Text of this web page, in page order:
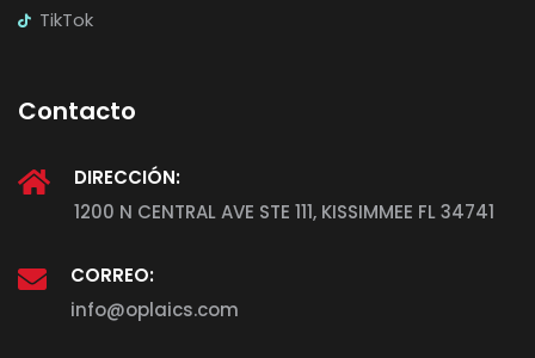
TikTok
Contacto
DIRECCIÓN:
1200 N CENTRAL AVE STE 111, KISSIMMEE FL 34741
CORREO:
info@oplaics.com